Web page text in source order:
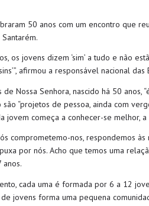
50 anos com um encontro que
jovens dizem ‘sim’ a tudo e não
afirmou a responsável nacional
Nossa Senhora, nascido há 50
“projetos de pessoa, ainda com
começa a conhecer-se melhor,
comprometemo-nos, respondemos
por nós. Acho que temos uma
anos.
cada uma é formada por 6 a 12
jovens forma uma pequena